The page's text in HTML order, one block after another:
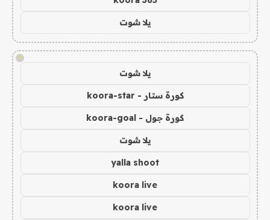
يلا شوت
!
يلا شوت
كورة ستار - koora-star
كورة جول - koora-goal
يلا شوت
yalla shoot
koora live
koora live